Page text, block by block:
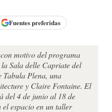
Fuentes preferidas
motivo del programa
Sala delle Capriate del
Tabula Plena, una
y Claire Fontaine. El
del 4 de junio al 18 de
espacio en un taller